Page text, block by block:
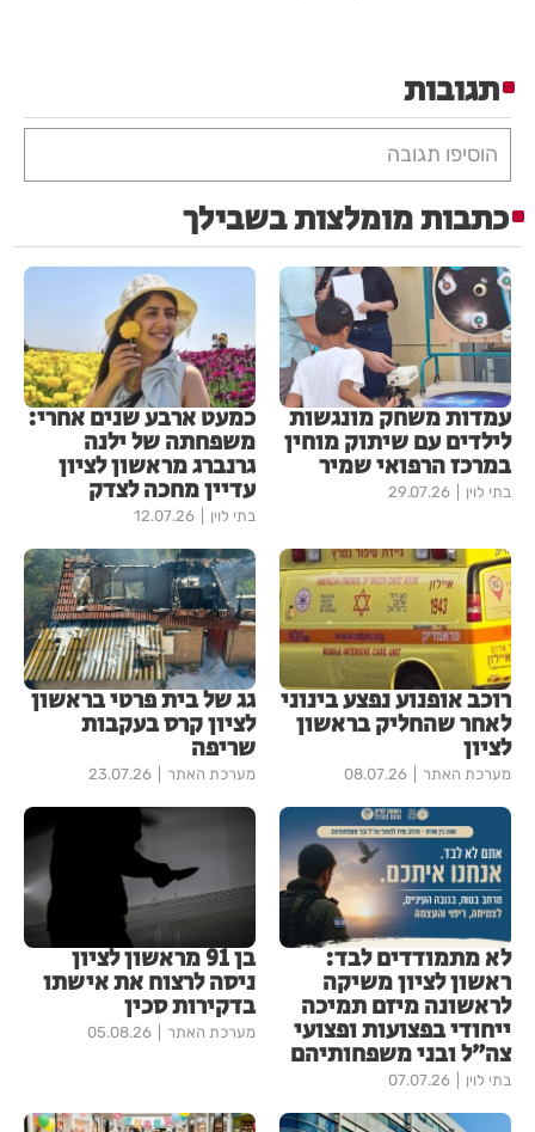
תגובות
הוסיפו תגובה
כתבות מומלצות בשבילך
עמדות משחק מונגשות
לילדים עם שיתוק מוחין
במרכז הרפואי שמיר
בתי לוין 29.07.26
כמעט ארבע שנים אחרי:
משפחתה של ילנה
גרנברג מראשון לציון
עדיין מחכה לצדק
בתי לוין 12.07.26
רוכב אופנוע נפצע בינוני
לאחר שהחליק בראשון
לציון
מערכת האתר 08.07.26
גג של בית פרטי בראשון
לציון קרס בעקבות
שריפה
מערכת האתר 23.07.26
לא מתמודדים לבד:
ראשון לציון משיקה
לראשונה מיזם תמיכה
ייחודי בפצועות ופצועי
צה״ל ובני משפחותיהם
בתי לוין 07.07.26
בן 91 מראשון לציון
ניסה לרצוח את אישתו
בדקירות סכין
מערכת האתר 05.08.26